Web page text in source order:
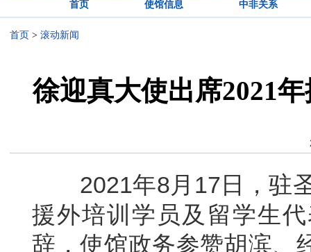
首页 使馆信息 中非关系
首页 > 滚动新闻
徐迎真大使出席2021
2021年8月17日，驻圣
援外培训学员及留学生
辞，使馆政务参赞胡滨、